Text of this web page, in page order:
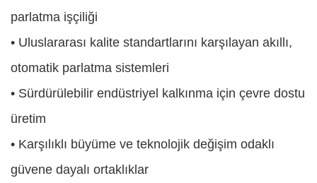
parlatma işçiliği
• Uluslararası kalite standartlarını karşılayan akıllı,
otomatik parlatma sistemleri
• Sürdürülebilir endüstriyel kalkınma için çevre dostu
üretim
• Karşılıklı büyüme ve teknolojik değişim odaklı
güvene dayalı ortaklıklar